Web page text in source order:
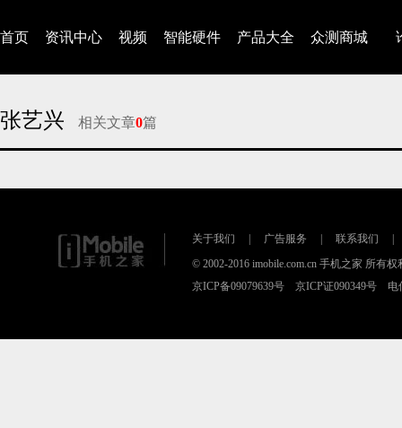
首页 资讯中心 视频 智能硬件 产品大全 众测商城
张艺兴 相关文章0篇
关于我们 广告服务 联系我们
© 2002-2016 imobile.com.cn 手机之家 所有权
京ICP备09079639号 京ICP证090349号 电